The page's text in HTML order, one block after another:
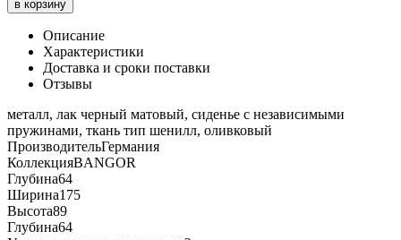
в корзину
Описание
Характеристики
Доставка и сроки поставки
Отзывы
металл, лак черный матовый, сиденье с независимыми
пружинами, ткань тип шенилл, оливковый
ПроизводительГермания
КоллекцияBANGOR
Глубина64
Ширина175
Высота89
Глубина64